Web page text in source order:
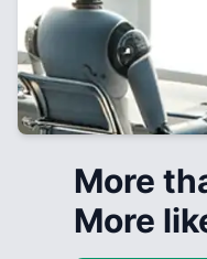
More
More